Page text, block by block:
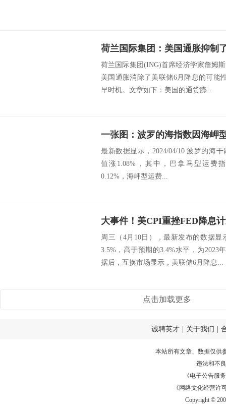
荷兰国际集团：美国通胀抑制
荷兰国际集团(ING)首席经济学家詹姆斯
美国通胀消除了美联储6月降息的可能
早时机。文章如下：美国的通货膨...
最新数据显示，2024/04/10 波罗的海
值涨1.08%，其中，巴拿马型运费
0.12%，海岬型运费...
周三（4月10日），最新发布的数据显
3.5%，高于预期的3.4%水平，为2023
据后，互换市场显示，美联储6月降息...
点击加载更多
诚聘英才 关于我们
本站所有文章、数据仅供
违法和不
《电子公告服务
《网络文化经营许
Copyright ©